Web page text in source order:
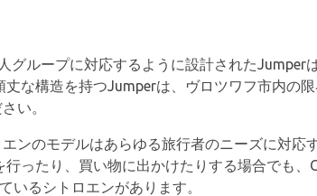
グループに対応するように設計されたJumper
な構造を持つJumperは、ヴロツワフ市内の
い。
ンのモデルはあらゆる旅行者のニーズに対応
ったり、買い物に出かけたりする場合でも、
るシトロエンがあります。